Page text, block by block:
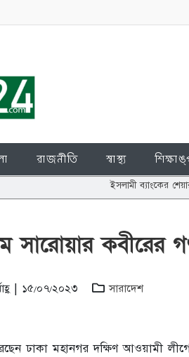
রাজনীতি স্বাস্থ্য
ইসলামী ব্যাংকের শেয়ার জালিয়াতি:
সারোয়ার কবীরের
| ১৫/০৭/২০২৩ সারাদেশ
ঢাকা মহানগর দক্ষিণ আওয়ামী